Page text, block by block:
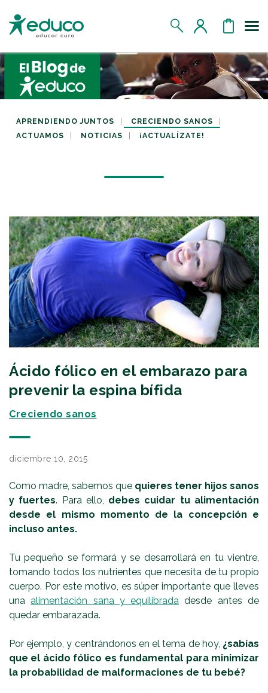
MIS DATOS
MIS APADRINADOS
MIS RETOS SOLIDARIOS
CERRAR SESIÓN
APRENDIENDO JUNTOS
CRECIENDO SANOS
ACTUAMOS
NOTICIAS ¡ACTUALÍZATE!
Ácido fólico en el embarazo para
prevenir la espina bífida
Creciendo sanos
diciembre 10, 2015
Como madre, sabemos que quieres tener hijos sanos
y fuertes. Para ello, debes cuidar tu alimentación
desde el mismo momento de la concepción e
incluso antes.
Tu pequeño se formará y se desarrollará en tu vientre,
tomando todos los nutrientes que necesita de tu propio
cuerpo. Por este motivo, es súper importante que lleves
unaalimentación sana y equilibrada desde antes de
quedar embarazada.
Por ejemplo, y centrándonos en el tema de hoy, ¿sabías
que el ácido fólico es fundamental para minimizar
la probabilidad de malformaciones de tu bebé?